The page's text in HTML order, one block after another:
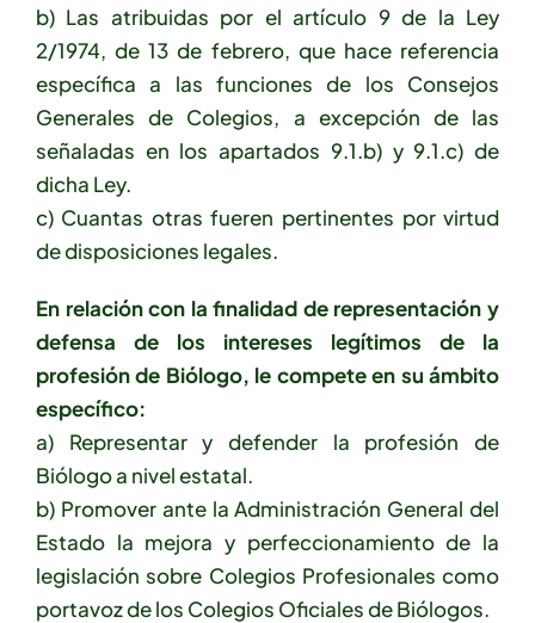
b) Las atribuidas por el artículo 9 de la Ley
2/1974, de 13 de febrero, que hace referencia
específica a las funciones de los Consejos
Generales de Colegios, a excepción de las
señaladas en los apartados 9.1.b) y 9.1.c) de
dicha Ley.
c) Cuantas otras fueren pertinentes por virtud
de disposiciones legales.
En relación con la finalidad de representación y
defensa de los intereses legítimos de la
profesión de Biólogo, le compete en su ámbito
específico:
a) Representar y defender la profesión de
Biólogo a nivel estatal.
b) Promover ante la Administración General del
Estado la mejora y perfeccionamiento de la
legislación sobre Colegios Profesionales como
portavoz de los Colegios Oficiales de Biólogos.